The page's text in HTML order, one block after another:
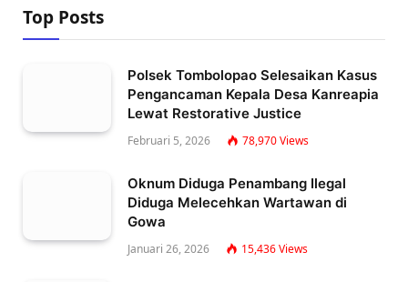
Top Posts
Polsek Tombolopao Selesaikan Kasus
Pengancaman Kepala Desa Kanreapia
Lewat Restorative Justice
Februari 5, 2026 78,970Views
Oknum Diduga Penambang Ilegal
Diduga Melecehkan Wartawan di
Gowa
Januari 26, 2026 15,436Views